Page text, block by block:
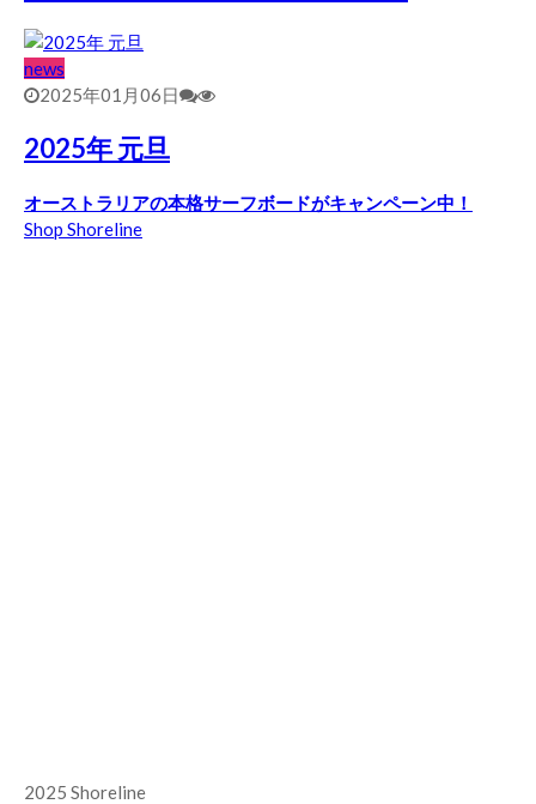
news
2025年01月06日
2025年 元旦
オーストラリアの本格サーフボードがキャンペーン中！
Shop Shoreline
2025 Shoreline